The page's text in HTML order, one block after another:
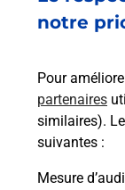
notre
Pour
partenaires
similaires).
suivantes :
Mesure
Est-il
Comment